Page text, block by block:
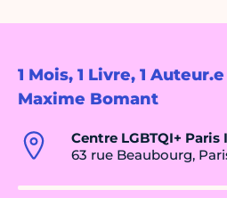
1 Mois, 1 Livre, 1
Maxime Bomant
Centre LGBTQI+ Paris
63 rue Beaubourg,